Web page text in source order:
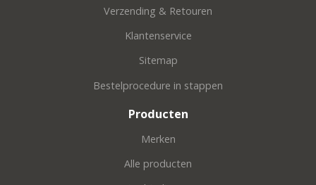
Verzending & Retouren
Klantenservice
Sitemap
Bestelprocedure in stappen
Producten
Merken
Alle producten